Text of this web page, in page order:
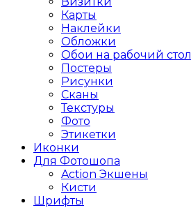
Карты
Наклейки
Обложки
Обои на рабочий стол
Постеры
Рисунки
Сканы
Текстуры
Фото
Этикетки
Иконки
Для Фотошопа
Action Экшены
Кисти
Шрифты